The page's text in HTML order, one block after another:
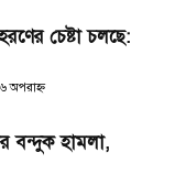
চেষ্টা চলছে:
অপরাহ্ণ
বন্দুক হামলা,